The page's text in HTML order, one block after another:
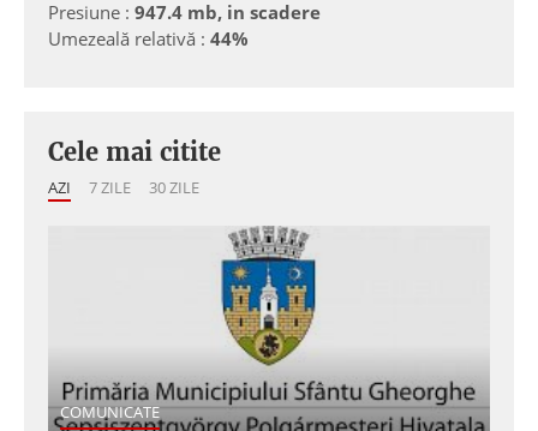
Presiune : 947.4 mb, in scadere
Umezeală relativă : 44%
Cele mai citite
AZI 7 ZILE 30 ZILE
COMUNICATE